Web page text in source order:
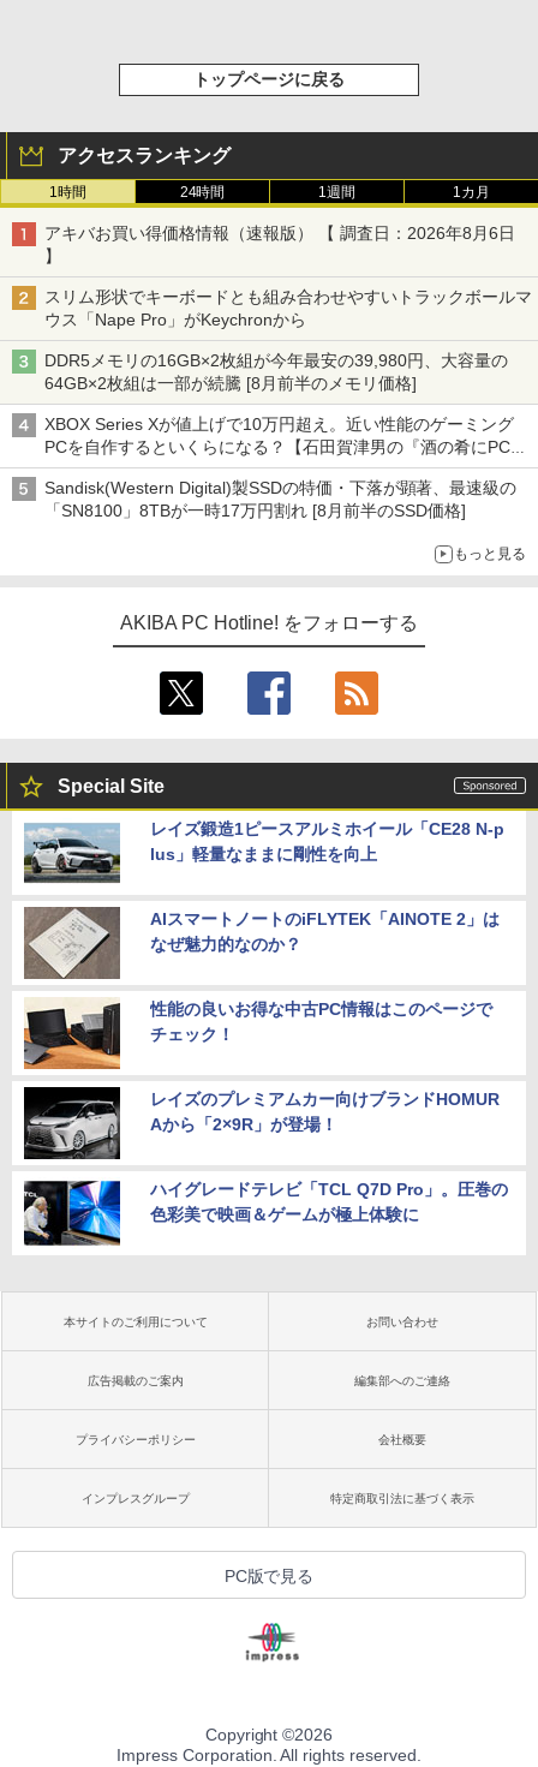
トップページに戻る
アクセスランキング
1時間 24時間 1週間 1カ月
アキバお買い得価格情報（速報版） 【 調査日：2026年8月6日
】
スリム形状でキーボードとも組み合わせやすいトラックボールマ
ウス「Nape Pro」がKeychronから
DDR5メモリの16GB×2枚組が今年最安の39,980円、大容量の
64GB×2枚組は一部が続騰 [8月前半のメモリ価格]
XBOX Series Xが値上げで10万円超え。近い性能のゲーミング
PCを自作するといくらになる？【石田賀津男の『酒の肴にPCゲ
ーム』】
Sandisk(Western Digital)製SSDの特価・下落が顕著、最速級の
「SN8100」8TBが一時17万円割れ [8月前半のSSD価格]
もっと見る
AKIBA PC Hotline! をフォローする
Special Site
レイズ鍛造1ピースアルミホイール「CE28 N-p
lus」軽量なままに剛性を向上
AIスマートノートのiFLYTEK「AINOTE 2」は
なぜ魅力的なのか？
性能の良いお得な中古PC情報はこのページで
チェック！
レイズのプレミアムカー向けブランドHOMUR
Aから「2×9R」が登場！
ハイグレードテレビ「TCL Q7D Pro」。圧巻の
色彩美で映画＆ゲームが極上体験に
本サイトのご利用について お問い合わせ
広告掲載のご案内 編集部へのご連絡
プライバシーポリシー 会社概要
インプレスグループ 特定商取引法に基づく表示
PC版で見る
Copyright ©2026
Impress Corporation. All rights reserved.